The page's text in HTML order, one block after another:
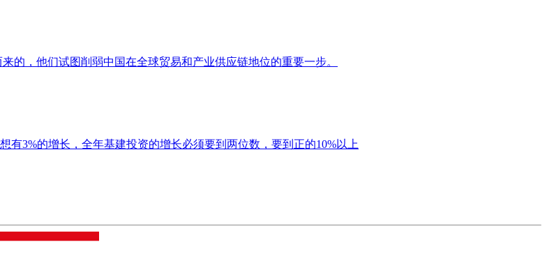
的，他们试图削弱中国在全球贸易和产业供应链地位的重要一步。
3%的增长，全年基建投资的增长必须要到两位数，要到正的10%以上